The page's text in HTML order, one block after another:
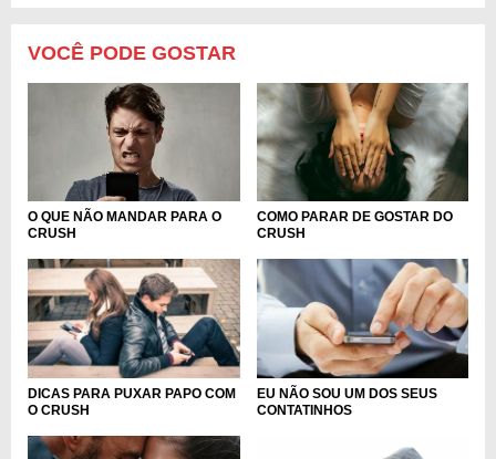
VOCÊ PODE GOSTAR
O QUE NÃO MANDAR PARA O
CRUSH
COMO PARAR DE GOSTAR DO
CRUSH
DICAS PARA PUXAR PAPO COM
O CRUSH
EU NÃO SOU UM DOS SEUS
CONTATINHOS